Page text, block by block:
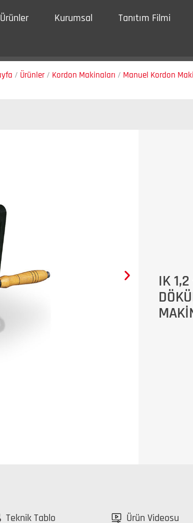
Ürünler Kurumsal Tanıtım Filmi
/ Ürünler/ Kordon Makinaları / Manuel Kordon
IK
Teknik Tablo Ürün Videosu